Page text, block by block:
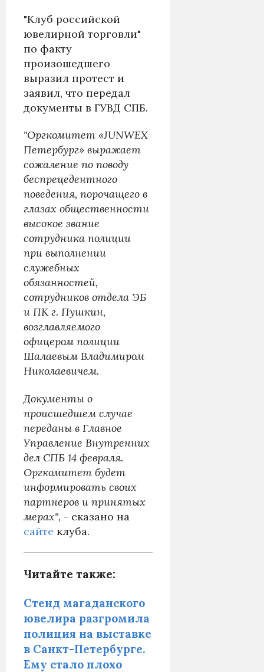
"Клуб российской
ювелирной торговли"
по факту
произошедшего
выразил протест и
заявил, что передал
документы в ГУВД СПБ.
"Оргкомитет «JUNWEX
Петербург» выражает
сожаление по поводу
беспрецедентного
поведения, порочащего в
глазах общественности
высокое звание
сотрудника полиции
при выполнении
служебных
обязанностей,
сотрудников отдела ЭБ
и ПК г. Пушкин,
возглавляемого
офицером полиции
Шалаевым Владимиром
Николаевичем.
Документы о
происшедшем случае
переданы в Главное
Управление Внутренних
дел СПБ 14 февраля.
Оргкомитет будет
информировать своих
партнеров и принятых
мерах", - сказано на
сайте клуба.
Читайте также:
Стенд магаданского
ювелира разгромила
полиция на выставке
в Санкт-Петербурге.
Ему стало плохо